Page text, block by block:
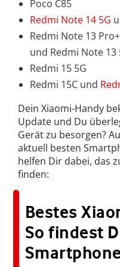
Poco C85
Redmi Note 14 5G
Redmi Note 13
und Redmi Note 13
Redmi 15 5G
Redmi 15C und
Dein Xiaomi-Handy
Update und Du
Gerät zu besorgen?
aktuell besten
helfen Dir dabei, das
finden:
Bestes
So findest